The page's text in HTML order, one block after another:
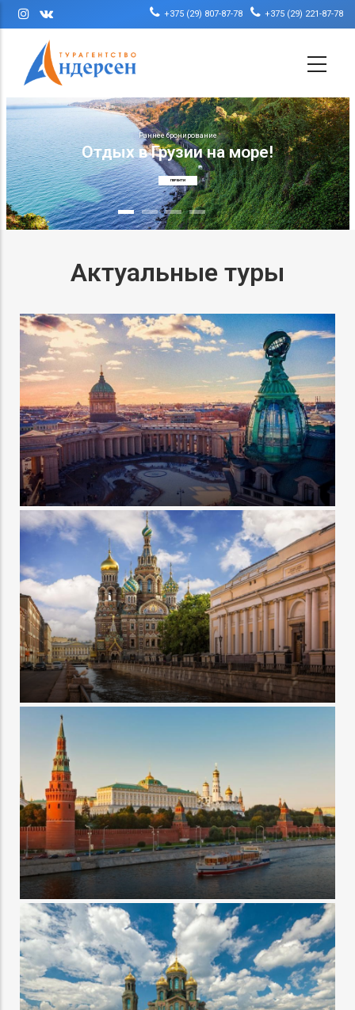
Перейти к основному содержанию
+375 (29) 807-87-78 +375 (29) 221-87-78
Раннее бронирование
Отдых в Грузии на море!
ПЕРЕЙТИ
Актуальные туры
Меню сайдбар
Туры в Петербург из Минска
Туры в Петербург из Витебска
Туры в Москву из Минска